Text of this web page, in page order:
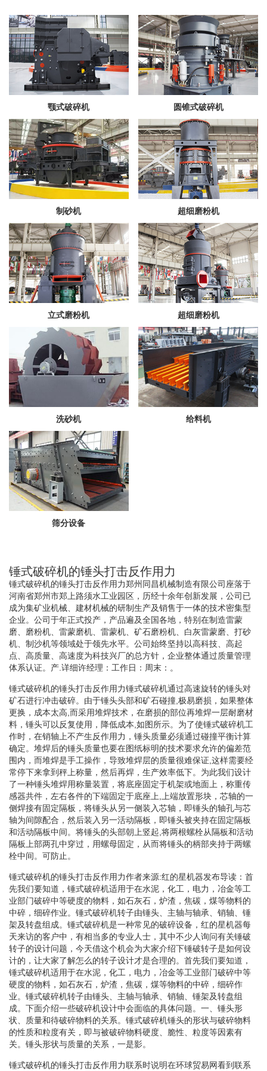
颚式破碎机 圆锥式破碎机
制砂机 超细磨粉机
立式磨粉机 超细磨粉机
洗砂机 给料机
筛分设备
锤式破碎机的锤头打击反作用力
锤式破碎机的锤头打击反作用力郑州同昌机械制造有限公司座落于
河南省郑州市郑上路须水工业园区，历经十余年创新发展，公司已
成为集矿业机械、建材机械的研制生产及销售于一体的技术密集型
企业。公司于年正式投产，产品遍及全国各地，特别在制造雷蒙
磨、磨粉机、雷蒙磨机、雷蒙机、矿石磨粉机、白灰雷蒙磨、打砂
机、制沙机等领域处于领先水平。公司始终坚持以高科技、高起
点、高质量、高速度为科技兴厂的总方针，企业整体通过质量管理
体系认证。产.详细许经理：工作日：周末：。
锤式破碎机的锤头打击反作用力锤式破碎机通过高速旋转的锤头对
矿石进行冲击破碎。由于锤头头部和矿石碰撞,极易磨损，如果整体
更换，成本太高,而采用堆焊技术，在磨损的部位再堆焊一层耐磨材
料，锤头可以反复使用，降低成本,如图所示。为了使锤式破碎机工
作时，在销轴上不产生反作用力，锤头质量必须通过碰撞平衡计算
确定。堆焊后的锤头质量也要在图纸标明的技术要求允许的偏差范
围内，而堆焊是手工操作，导致堆焊层的质量很难保证,这样需要经
常停下来拿到秤上称量，然后再焊，生产效率低下。为此我们设计
了一种锤头堆焊用称量装置，将底座固定于机架或地面上，称重传
感器共件，左右各件的下端固定于底座上,上端放置形块，芯轴的一
侧焊接有固定隔板，将锤头从另一侧装入芯轴，即锤头的轴孔与芯
轴为间隙配合，然后装入另一活动隔板，即锤头被夹持在固定隔板
和活动隔板中间。将锤头的头部朝上竖起,将两根螺栓从隔板和活动
隔板上部两孔中穿过，用螺母固定，从而将锤头的柄部夹持于两螺
栓中间。可防止。
锤式破碎机的锤头打击反作用力作者来源:红的星机器发布导读：首
先我们要知道，锤式破碎机适用于在水泥，化工，电力，冶金等工
业部门破碎中等硬度的物料，如石灰石，炉渣，焦碳，煤等物料的
中碎，细碎作业。锤式破碎机转子由锤头、主轴与轴承、销轴、锤
架及转盘组成。锤式破碎机是一种常见的破碎设备，红的星机器每
天来访的客户中，有相当多的专业人士，其中不少人询问有关锤破
转子的设计问题，今天借这个机会为大家介绍下锤破转子是如何设
计的，让大家了解怎么的转子设计才是合理的。首先我们要知道，
锤式破碎机适用于在水泥，化工，电力，冶金等工业部门破碎中等
硬度的物料，如石灰石，炉渣，焦碳，煤等物料的中碎，细碎作
业。锤式破碎机转子由锤头、主轴与轴承、销轴、锤架及转盘组
成。下面介绍一些破碎机设计中会面临的具体问题。一、锤头形
状、质量和待破碎物料的关系。锤式破碎机锤头的形状与破碎物料
的性质和粒度有关，即与被破碎物料硬度、脆性、粒度等因素有
关。锤头形状与质量的关系，一是影。
锤式破碎机的锤头打击反作用力联系时说明在环球贸易网看到联系